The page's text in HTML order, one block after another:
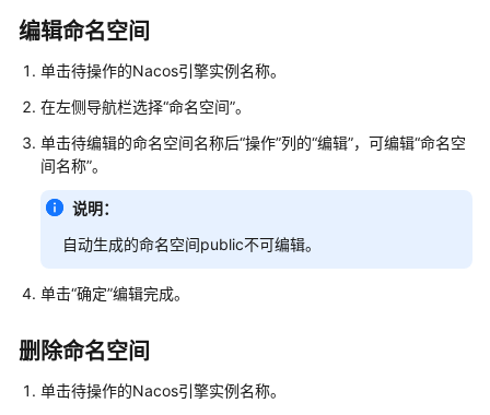
引
擎
述
创
建
Nacos
引
擎
管
理
Nacos
编辑命名空间
单击待操作的Nacos引擎实例名称。
在左侧导航栏选择“命名空间”。
单击待编辑的命名空间名称后“操作”列的“编辑”，可编辑“命名空
间名称”。
说明：
自动生成的命名空间public不可编辑。
单击“确定”编辑完成。
删除命名空间
单击待操作的Nacos引擎实例名称。